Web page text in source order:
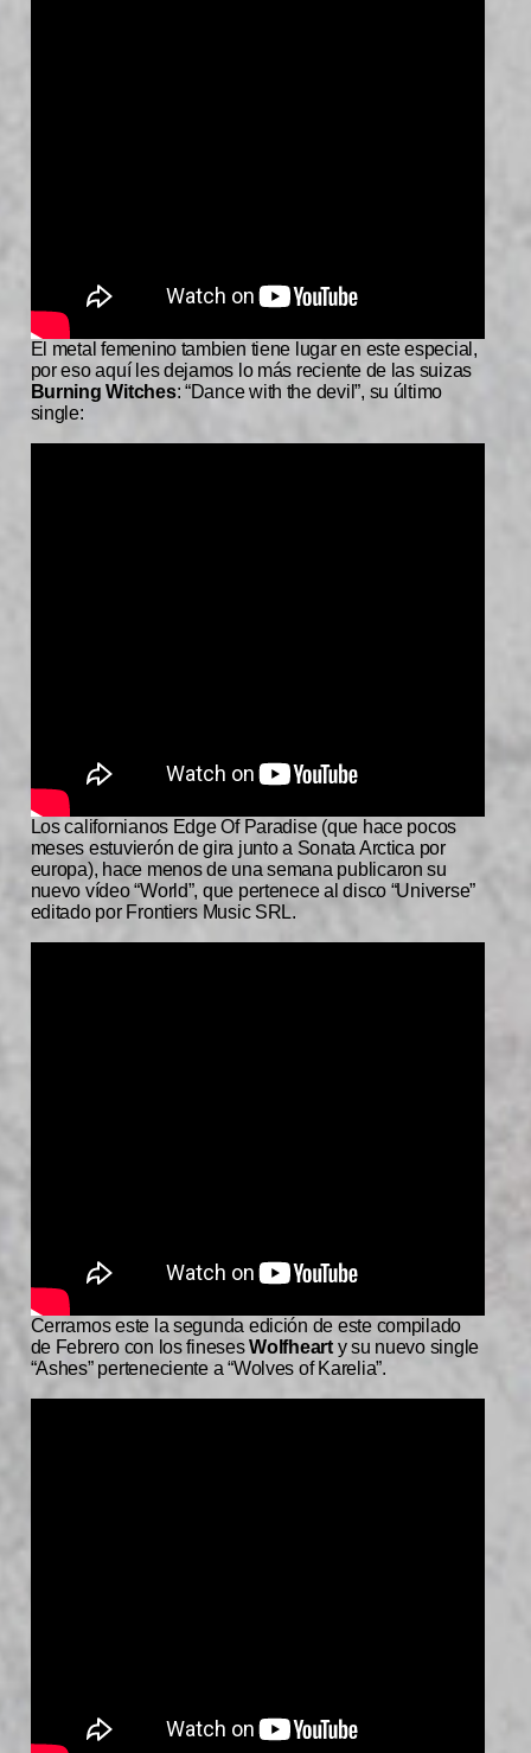
El metal femenino tambien tiene lugar en este especial,
por eso aquí les dejamos lo más reciente de las suizas
Burning Witches: “Dance with the devil”, su último
single:
Los californianos Edge Of Paradise (que hace pocos
meses estuvierón de gira junto a Sonata Arctica por
europa), hace menos de una semana publicaron su
nuevo vídeo “World”, que pertenece al disco “Universe”
editado por Frontiers Music SRL.
Cerramos este la segunda edición de este compilado
de Febrero con los finesesWolfhearty su nuevo single
“Ashes” perteneciente a “Wolves of Karelia”.